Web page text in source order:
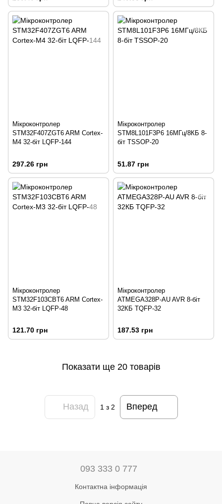
Мікроконтролер
STM32F407ZGT6 ARM Cortex-
M4 32-біт LQFP-144
297.26 грн
Мікроконтролер
STM8L101F3P6 16МГц/8КБ 8-
біт TSSOP-20
51.87 грн
Мікроконтролер
STM32F103CBT6 ARM Cortex-
M3 32-біт LQFP-48
121.70 грн
Мікроконтролер
ATMEGA328P-AU AVR 8-біт
32КБ TQFP-32
187.53 грн
Показати ще 20 товарів
Назад 1 з 2 Вперед
093 333 0 777
Контактна інформація